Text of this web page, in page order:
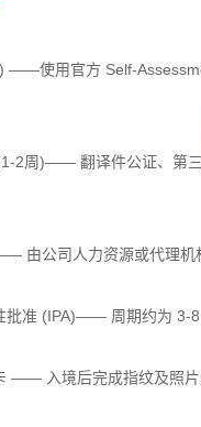
——使用官方 Self-
2周)—— 翻译件公证、第
由公司人力资源或代理机
批准 (IPA)—— 周期约为 3-8
—— 入境后完成指纹及照片